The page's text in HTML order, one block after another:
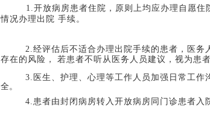
1.开放病房患者住院，原则上均应办理自愿住
情况办理出院 手续。
2.经评估后不适合办理出院手续的患者，医务
存在的风险，
若患者不听从医务人员建议，视为患
3. 医生、护理、心理等工作人员加强日常工作
全。
4.患者由封闭病房转入开放病房同门诊患者入